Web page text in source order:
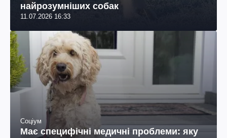
найрозумніших собак
11.07.2026 16:33
Соціум
Має специфічні медичні проблеми: яку